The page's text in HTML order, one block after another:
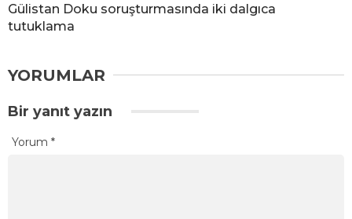
Gülistan Doku soruşturmasında iki dalgıca
tutuklama
YORUMLAR
Bir yanıt yazın
Yorum *